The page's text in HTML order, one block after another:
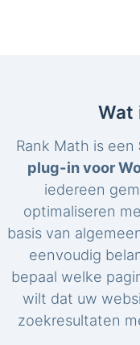
Wat
Rank Math is een
plug-in voor
iedereen
optimaliseren
basis van
eenvoudig
bepaal welke
wilt dat uw
zoekresultaten